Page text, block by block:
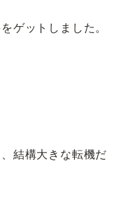
ゲットしました。
結構大きな転機だ